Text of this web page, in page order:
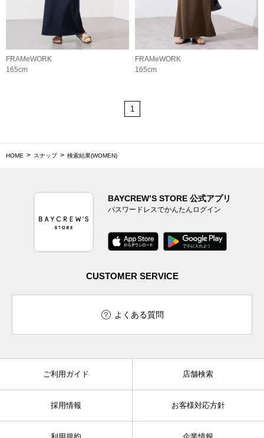
FRAMeWORK
165cm
FRAMeWORK
165cm
1
HOME スナップ 検索結果(WOMEN)
BAYCREW’S STORE 公式アプリ
パスワードレスでかんたんログイン
CUSTOMER SERVICE
よくある質問
ご利用ガイド 店舗検索
採用情報 お客様対応方針
利用規約 企業情報